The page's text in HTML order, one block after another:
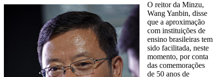
O reitor da Minzu,
Wang Yanbin, disse
que a aproximação
com instituições de
ensino brasileiras tem
sido facilitada, neste
momento, por conta
das comemorações
de 50 anos de